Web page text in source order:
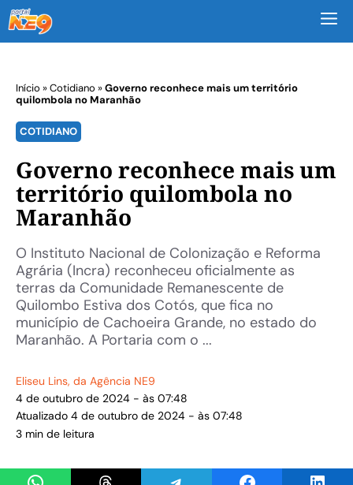
Início »Cotidiano »Governo reconhece mais um território
quilombola no Maranhão
COTIDIANO
Governo reconhece mais um
território quilombola no
Maranhão
O Instituto Nacional de Colonização e Reforma
Agrária (Incra) reconheceu oficialmente as
terras da Comunidade Remanescente de
Quilombo Estiva dos Cotós, que fica no
município de Cachoeira Grande, no estado do
Maranhão. A Portaria com o ...
Eliseu Lins, da Agência NE9
4 de outubro de 2024 - às 07:48
Atualizado 4 de outubro de 2024 - às 07:48
3 min de leitura
Share on WhatsAppShare on ThreadsShare on TelegramShare on Facebook